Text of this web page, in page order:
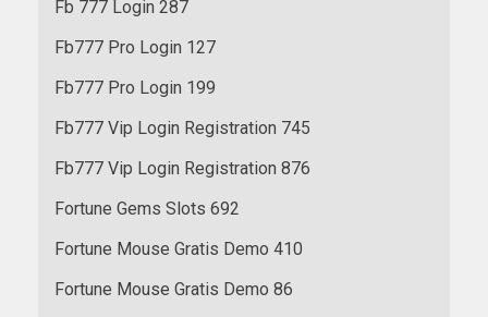
Fb 777 Login 287
Fb777 Pro Login 127
Fb777 Pro Login 199
Fb777 Vip Login Registration 745
Fb777 Vip Login Registration 876
Fortune Gems Slots 692
Fortune Mouse Gratis Demo 410
Fortune Mouse Gratis Demo 86